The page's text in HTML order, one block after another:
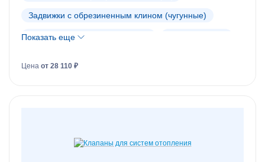
Задвижки с обрезиненным клином (чугунные)
Запорно-регулирующие краны
Шиберные затворы
Показать еще
Цена от 28 110 ₽